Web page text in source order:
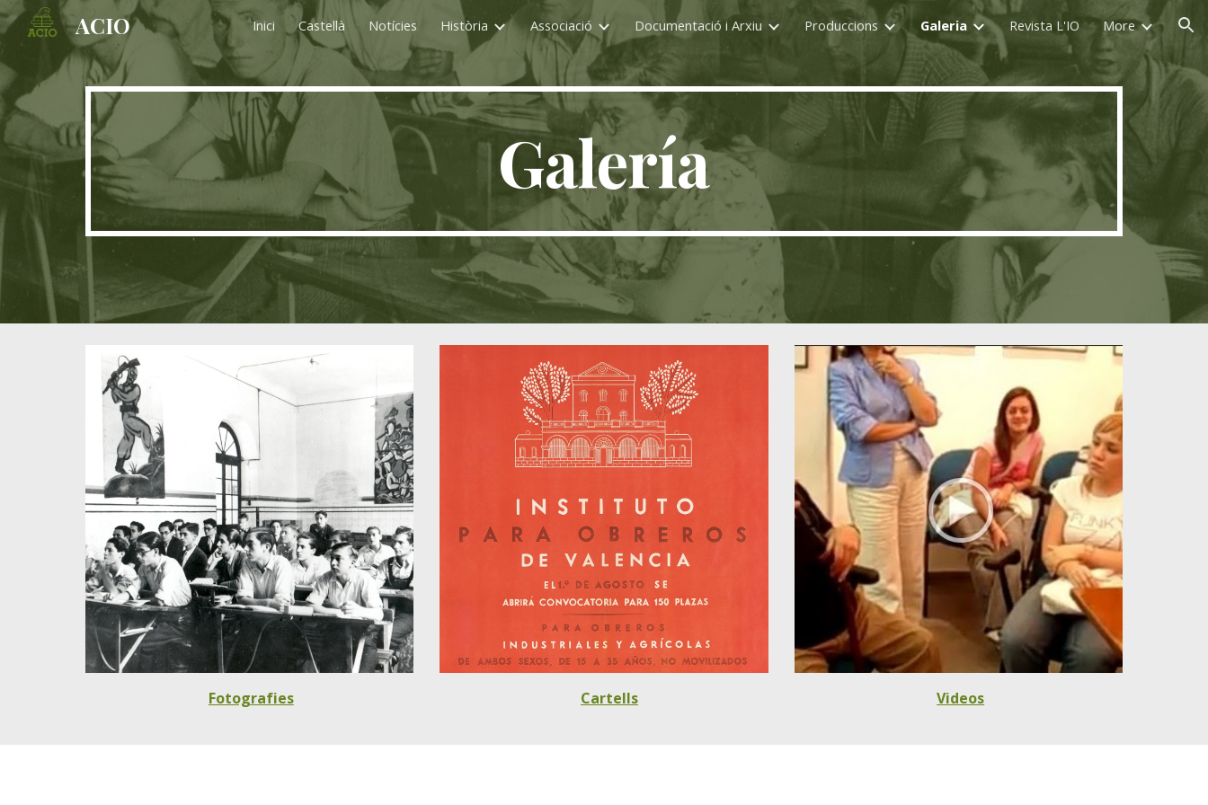
Skip to main content Skip to navigation
ACIO Inici Castellà Notícies Història Associació Documentació i Arxiu Produccions Galeria Revista L'IO More
Galería
Fotografies Cartells Videos